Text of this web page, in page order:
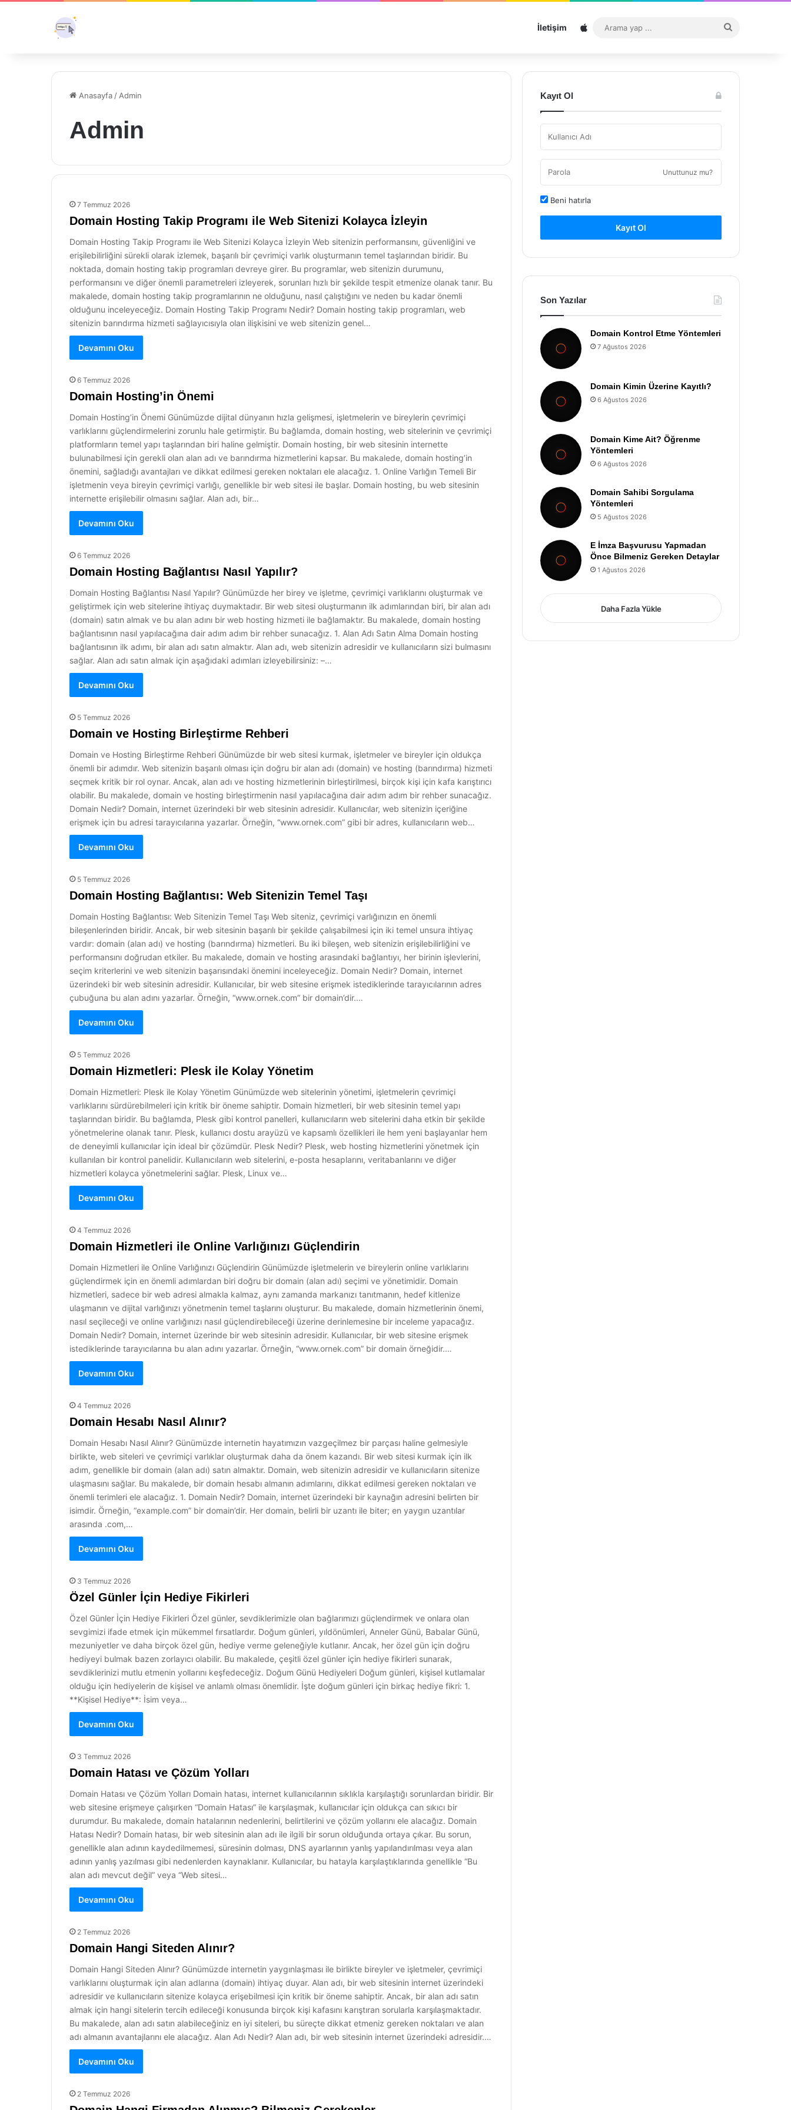
İletişim Sitemap
...
Anasayfa / Admin
Admin
7 Temmuz 2026
Domain Hosting Takip Programı ile Web Sitenizi Kolayca İzleyin
Domain Hosting Takip Programı ile Web Sitenizi Kolayca İzleyin Web sitenizin performansını, güvenliğini ve
erişilebilirliğini sürekli olarak izlemek, başarılı bir çevrimiçi varlık oluşturmanın temel taşlarından biridir. Bu
noktada, domain hosting takip programları devreye girer. Bu programlar, web sitenizin durumunu,
performansını ve diğer önemli parametreleri izleyerek, sorunları hızlı bir şekilde tespit etmenize olanak tanır. Bu
makalede, domain hosting takip programlarının ne olduğunu, nasıl çalıştığını ve neden bu kadar önemli
olduğunu inceleyeceğiz. Domain Hosting Takip Programı Nedir? Domain hosting takip programları, web
sitenizin barındırma hizmeti sağlayıcısıyla olan ilişkisini ve web sitenizin genel…
Devamını Oku
6 Temmuz 2026
Domain Hosting’in Önemi
Domain Hosting’in Önemi Günümüzde dijital dünyanın hızla gelişmesi, işletmelerin ve bireylerin çevrimiçi
varlıklarını güçlendirmelerini zorunlu hale getirmiştir. Bu bağlamda, domain hosting, web sitelerinin ve çevrimiçi
platformların temel yapı taşlarından biri haline gelmiştir. Domain hosting, bir web sitesinin internette
bulunabilmesi için gerekli olan alan adı ve barındırma hizmetlerini kapsar. Bu makalede, domain hosting’in
önemini, sağladığı avantajları ve dikkat edilmesi gereken noktaları ele alacağız. 1. Online Varlığın Temeli Bir
işletmenin veya bireyin çevrimiçi varlığı, genellikle bir web sitesi ile başlar. Domain hosting, bu web sitesinin
internette erişilebilir olmasını sağlar. Alan adı, bir…
Devamını Oku
6 Temmuz 2026
Domain Hosting Bağlantısı Nasıl Yapılır?
Domain Hosting Bağlantısı Nasıl Yapılır? Günümüzde her birey ve işletme, çevrimiçi varlıklarını oluşturmak ve
geliştirmek için web sitelerine ihtiyaç duymaktadır. Bir web sitesi oluşturmanın ilk adımlarından biri, bir alan adı
(domain) satın almak ve bu alan adını bir web hosting hizmeti ile bağlamaktır. Bu makalede, domain hosting
bağlantısının nasıl yapılacağına dair adım adım bir rehber sunacağız. 1. Alan Adı Satın Alma Domain hosting
bağlantısının ilk adımı, bir alan adı satın almaktır. Alan adı, web sitenizin adresidir ve kullanıcıların sizi bulmasını
sağlar. Alan adı satın almak için aşağıdaki adımları izleyebilirsiniz: –…
Devamını Oku
5 Temmuz 2026
Domain ve Hosting Birleştirme Rehberi
Domain ve Hosting Birleştirme Rehberi Günümüzde bir web sitesi kurmak, işletmeler ve bireyler için oldukça
önemli bir adımdır. Web sitenizin başarılı olması için doğru bir alan adı (domain) ve hosting (barındırma) hizmeti
seçmek kritik bir rol oynar. Ancak, alan adı ve hosting hizmetlerinin birleştirilmesi, birçok kişi için kafa karıştırıcı
olabilir. Bu makalede, domain ve hosting birleştirmenin nasıl yapılacağına dair adım adım bir rehber sunacağız.
Domain Nedir? Domain, internet üzerindeki bir web sitesinin adresidir. Kullanıcılar, web sitenizin içeriğine
erişmek için bu adresi tarayıcılarına yazarlar. Örneğin, “www.ornek.com” gibi bir adres, kullanıcıların web…
Devamını Oku
5 Temmuz 2026
Domain Hosting Bağlantısı: Web Sitenizin Temel Taşı
Domain Hosting Bağlantısı: Web Sitenizin Temel Taşı Web siteniz, çevrimiçi varlığınızın en önemli
bileşenlerinden biridir. Ancak, bir web sitesinin başarılı bir şekilde çalışabilmesi için iki temel unsura ihtiyaç
vardır: domain (alan adı) ve hosting (barındırma) hizmetleri. Bu iki bileşen, web sitenizin erişilebilirliğini ve
performansını doğrudan etkiler. Bu makalede, domain ve hosting arasındaki bağlantıyı, her birinin işlevlerini,
seçim kriterlerini ve web sitenizin başarısındaki önemini inceleyeceğiz. Domain Nedir? Domain, internet
üzerindeki bir web sitesinin adresidir. Kullanıcılar, bir web sitesine erişmek istediklerinde tarayıcılarının adres
çubuğuna bu alan adını yazarlar. Örneğin, “www.ornek.com” bir domain’dir.…
Devamını Oku
5 Temmuz 2026
Domain Hizmetleri: Plesk ile Kolay Yönetim
Domain Hizmetleri: Plesk ile Kolay Yönetim Günümüzde web sitelerinin yönetimi, işletmelerin çevrimiçi
varlıklarını sürdürebilmeleri için kritik bir öneme sahiptir. Domain hizmetleri, bir web sitesinin temel yapı
taşlarından biridir. Bu bağlamda, Plesk gibi kontrol panelleri, kullanıcıların web sitelerini daha etkin bir şekilde
yönetmelerine olanak tanır. Plesk, kullanıcı dostu arayüzü ve kapsamlı özellikleri ile hem yeni başlayanlar hem
de deneyimli kullanıcılar için ideal bir çözümdür. Plesk Nedir? Plesk, web hosting hizmetlerini yönetmek için
kullanılan bir kontrol panelidir. Kullanıcıların web sitelerini, e-posta hesaplarını, veritabanlarını ve diğer
hizmetleri kolayca yönetmelerini sağlar. Plesk, Linux ve…
Devamını Oku
4 Temmuz 2026
Domain Hizmetleri ile Online Varlığınızı Güçlendirin
Domain Hizmetleri ile Online Varlığınızı Güçlendirin Günümüzde işletmelerin ve bireylerin online varlıklarını
güçlendirmek için en önemli adımlardan biri doğru bir domain (alan adı) seçimi ve yönetimidir. Domain
hizmetleri, sadece bir web adresi almakla kalmaz, aynı zamanda markanızı tanıtmanın, hedef kitlenize
ulaşmanın ve dijital varlığınızı yönetmenin temel taşlarını oluşturur. Bu makalede, domain hizmetlerinin önemi,
nasıl seçileceği ve online varlığınızı nasıl güçlendirebileceği üzerine derinlemesine bir inceleme yapacağız.
Domain Nedir? Domain, internet üzerinde bir web sitesinin adresidir. Kullanıcılar, bir web sitesine erişmek
istediklerinde tarayıcılarına bu alan adını yazarlar. Örneğin, “www.ornek.com” bir domain örneğidir.…
Devamını Oku
4 Temmuz 2026
Domain Hesabı Nasıl Alınır?
Domain Hesabı Nasıl Alınır? Günümüzde internetin hayatımızın vazgeçilmez bir parçası haline gelmesiyle
birlikte, web siteleri ve çevrimiçi varlıklar oluşturmak daha da önem kazandı. Bir web sitesi kurmak için ilk
adım, genellikle bir domain (alan adı) satın almaktır. Domain, web sitenizin adresidir ve kullanıcıların sitenize
ulaşmasını sağlar. Bu makalede, bir domain hesabı almanın adımlarını, dikkat edilmesi gereken noktaları ve
önemli terimleri ele alacağız. 1. Domain Nedir? Domain, internet üzerindeki bir kaynağın adresini belirten bir
isimdir. Örneğin, “example.com” bir domain’dir. Her domain, belirli bir uzantı ile biter; en yaygın uzantılar
arasında .com,…
Devamını Oku
3 Temmuz 2026
Özel Günler İçin Hediye Fikirleri
Özel Günler İçin Hediye Fikirleri Özel günler, sevdiklerimizle olan bağlarımızı güçlendirmek ve onlara olan
sevgimizi ifade etmek için mükemmel fırsatlardır. Doğum günleri, yıldönümleri, Anneler Günü, Babalar Günü,
mezuniyetler ve daha birçok özel gün, hediye verme geleneğiyle kutlanır. Ancak, her özel gün için doğru
hediyeyi bulmak bazen zorlayıcı olabilir. Bu makalede, çeşitli özel günler için hediye fikirleri sunarak,
sevdiklerinizi mutlu etmenin yollarını keşfedeceğiz. Doğum Günü Hediyeleri Doğum günleri, kişisel kutlamalar
olduğu için hediyelerin de kişisel ve anlamlı olması önemlidir. İşte doğum günleri için birkaç hediye fikri: 1.
**Kişisel Hediye**: İsim veya…
Devamını Oku
3 Temmuz 2026
Domain Hatası ve Çözüm Yolları
Domain Hatası ve Çözüm Yolları Domain hatası, internet kullanıcılarının sıklıkla karşılaştığı sorunlardan biridir. Bir
web sitesine erişmeye çalışırken “Domain Hatası” ile karşılaşmak, kullanıcılar için oldukça can sıkıcı bir
durumdur. Bu makalede, domain hatalarının nedenlerini, belirtilerini ve çözüm yollarını ele alacağız. Domain
Hatası Nedir? Domain hatası, bir web sitesinin alan adı ile ilgili bir sorun olduğunda ortaya çıkar. Bu sorun,
genellikle alan adının kaydedilmemesi, süresinin dolması, DNS ayarlarının yanlış yapılandırılması veya alan
adının yanlış yazılması gibi nedenlerden kaynaklanır. Kullanıcılar, bu hatayla karşılaştıklarında genellikle “Bu
alan adı mevcut değil” veya “Web sitesi…
Devamını Oku
2 Temmuz 2026
Domain Hangi Siteden Alınır?
Domain Hangi Siteden Alınır? Günümüzde internetin yaygınlaşması ile birlikte bireyler ve işletmeler, çevrimiçi
varlıklarını oluşturmak için alan adlarına (domain) ihtiyaç duyar. Alan adı, bir web sitesinin internet üzerindeki
adresidir ve kullanıcıların sitenize kolayca erişebilmesi için kritik bir öneme sahiptir. Ancak, bir alan adı satın
almak için hangi sitelerin tercih edileceği konusunda birçok kişi kafasını karıştıran sorularla karşılaşmaktadır.
Bu makalede, alan adı satın alabileceğiniz en iyi siteleri, bu süreçte dikkat etmeniz gereken noktaları ve alan
adı almanın avantajlarını ele alacağız. Alan Adı Nedir? Alan adı, bir web sitesinin internet üzerindeki adresidir.…
Devamını Oku
2 Temmuz 2026
Kayıt Ol
Unuttunuz mu?
Beni hatırla
Kayıt Ol
Son Yazılar
Domain Kontrol Etme Yöntemleri
7 Ağustos 2026
Domain Kimin Üzerine Kayıtlı?
6 Ağustos 2026
Domain Kime Ait? Öğrenme
Yöntemleri
6 Ağustos 2026
Domain Sahibi Sorgulama
Yöntemleri
5 Ağustos 2026
E İmza Başvurusu Yapmadan
Önce Bilmeniz Gereken Detaylar
1 Ağustos 2026
Daha Fazla Yükle